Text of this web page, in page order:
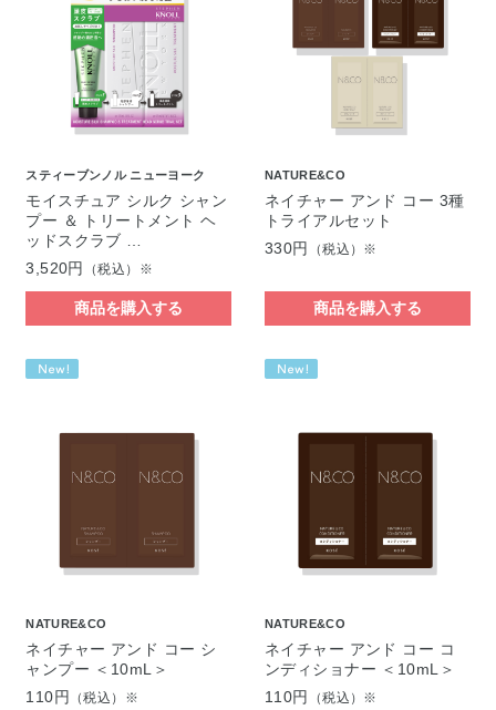
スティーブンノル ニューヨーク
モイスチュア シルク シャン
プー ＆ トリートメント ヘ
ッドスクラブ …
3,520円
（税込）※
商品を購入する
NATURE&CO
ネイチャー アンド コー 3種
トライアルセット
330円
（税込）※
商品を購入する
NATURE&CO
ネイチャー アンド コー シ
ャンプー ＜10mL＞
110円
（税込）※
NATURE&CO
ネイチャー アンド コー コ
ンディショナー ＜10mL＞
110円
（税込）※